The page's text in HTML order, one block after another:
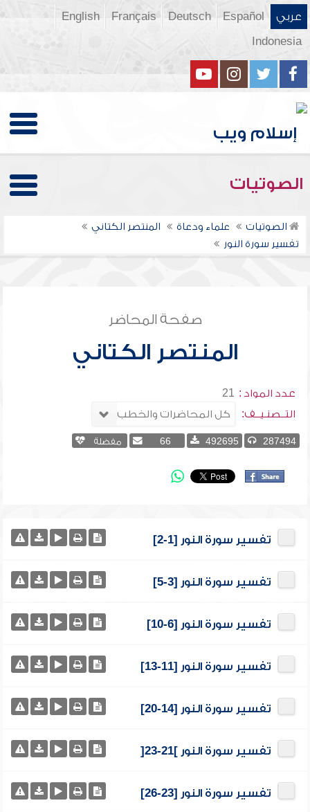
عربي Español
Deutsch
Français
English
Indonesia
الصوتيات
الصوتيات علماء ودعاة
المنتصر الكتاني
تفسير سورة النور
صفحة المحاضر
المنتصر الكتاني
عدد المواد : 21
التــصنـيــف:
287494
492695
66 مفضلة
تفسير سورة النور [1-2]
تفسير سورة النور [3-5]
تفسير سورة النور [6-10]
تفسير سورة النور [11-13]
تفسير سورة النور [14-20]
تفسير سورة النور ]21-23[
تفسير سورة النور [23-26]